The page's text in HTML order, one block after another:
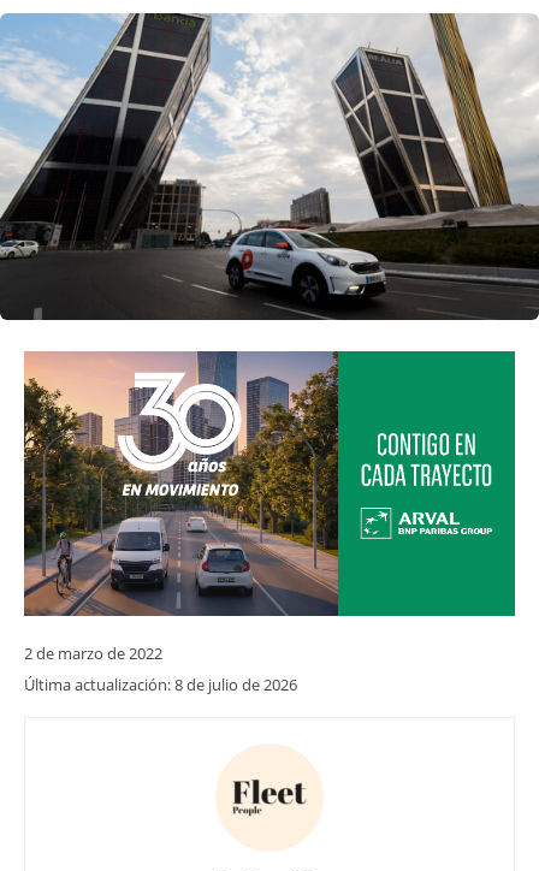
2 de marzo de 2022
Última actualización:8 de julio de 2026